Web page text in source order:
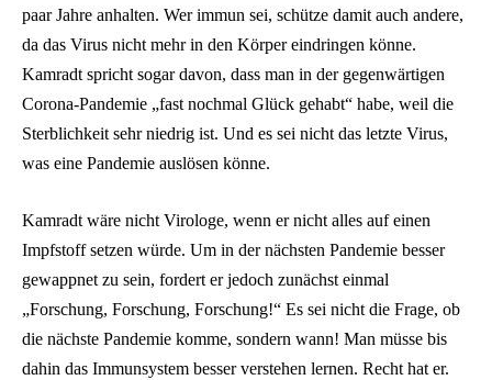
paar Jahre anhalten. Wer immun sei, schütze damit auch andere,
da das Virus nicht mehr in den Körper eindringen könne.
Kamradt spricht sogar davon, dass man in der gegenwärtigen
Corona-Pandemie „fast nochmal Glück gehabt“ habe, weil die
Sterblichkeit sehr niedrig ist. Und es sei nicht das letzte Virus,
was eine Pandemie auslösen könne.
Kamradt wäre nicht Virologe, wenn er nicht alles auf einen
Impfstoff setzen würde. Um in der nächsten Pandemie besser
gewappnet zu sein, fordert er jedoch zunächst einmal
„Forschung, Forschung, Forschung!“ Es sei nicht die Frage, ob
die nächste Pandemie komme, sondern wann! Man müsse bis
dahin das Immunsystem besser verstehen lernen. Recht hat er.